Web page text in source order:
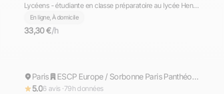
Lycéens - étudiante en classe préparatoire au lycée Henri
En ligne, À domicile
33,30 €/h
Répond rapidement
Paris
ESCP Europe / Sorbonne Paris Panthéon 1
5.06 avis ·79h données